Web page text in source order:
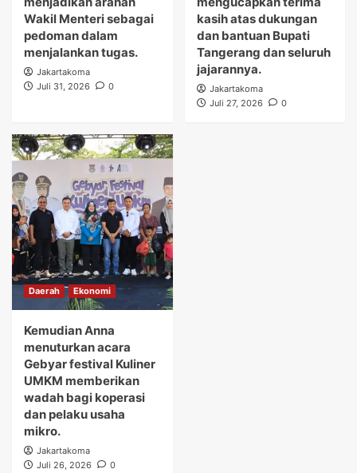
Wakil Menteri sebagai
pedoman dalam
menjalankan tugas.
Jakartakoma
Juli 31, 2026
0
kasih atas dukungan
dan bantuan Bupati
Tangerang dan seluruh
jajarannya.
Jakartakoma
Juli 27, 2026
0
Daerah Ekonomi
Kemudian Anna
menuturkan acara
Gebyar festival Kuliner
UMKM memberikan
wadah bagi koperasi
dan pelaku usaha
mikro.
Jakartakoma
Juli 26, 2026
0